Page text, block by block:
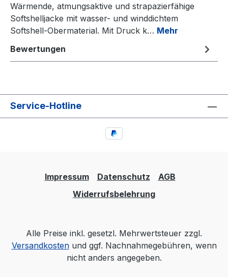
Wärmende, atmungsaktive und strapazierfähige
Softshelljacke mit wasser- und winddichtem
Softshell-Obermaterial. Mit Druck k… Mehr
Bewertungen
Service-Hotline
Impressum Datenschutz
AGB
Widerrufsbelehrung
Alle Preise inkl. gesetzl. Mehrwertsteuer zzgl.
Versandkostenund ggf. Nachnahmegebühren, wenn
nicht anders angegeben.